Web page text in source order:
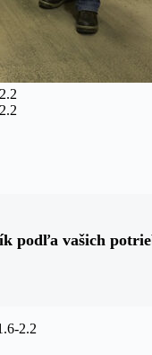
podľa vašich
2.2